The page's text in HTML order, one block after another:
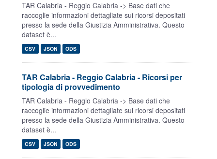
TAR Calabria - Reggio Calabria -> Base dati che
raccoglie informazioni dettagliate sui ricorsi depositati
presso la sede della Giustizia Amministrativa. Questo
dataset è...
CSV JSON ODS
TAR Calabria - Reggio Calabria - Ricorsi per
tipologia di provvedimento
TAR Calabria - Reggio Calabria -> Base dati che
raccoglie informazioni dettagliate sui ricorsi depositati
presso la sede della Giustizia Amministrativa. Questo
dataset è...
CSV JSON ODS